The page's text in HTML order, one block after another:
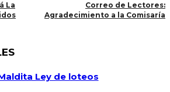
La
Correo de Lectores:
Agradecimiento a la Comisaría
Ley de loteos